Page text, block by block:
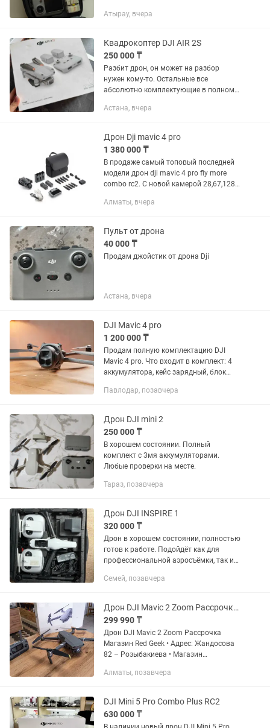
дополнительных вложений.
DJI RC...
Атырау, вчера
Квадрокоптер DJI AIR 2S
250 000 ₸
Разбит дрон, он может на разбор
нужен кому-то. Остальные все
абсолютно комплектующие в полном
меняться, в разумных пределах.
Астана, вчера
Дрон Dji mavic 4 pro
1 380 000 ₸
В продаже самый топовый последней
модели дрон dji mavic 4 pro fly more
combo rc2. С новой камерой 28,67,128
так же имееются дроны, экшн-камеры
Алматы, вчера
Пульт от дрона
40 000 ₸
Продам джойстик от дрона Dji
Астана, вчера
DJI Mavic 4 pro
1 200 000 ₸
Продам полную комплектацию DJI
Mavic 4 pro. Что входит в комплект: 4
аккумулятора, кейс зарядный, блок
комплекте вилки для разных стран под
Павлодар, позавчера
Дрон DJI mini 2
250 000 ₸
В хорошем состоянии. Полный
комплект с 3мя аккумуляторами.
Любые проверки на месте.
Тараз, позавчера
Дрон DJI INSPIRE 1
320 000 ₸
Дрон в хорошем состоянии, полностью
готов к работе. Подойдёт как для
профессиональной аэросъёмки, так и
Характеристики: Съёмка видео в 4K и
Семей, позавчера
Дрон DJI Mavic 2 Zoom Рассрочка Магазин Red Geek
299 990 ₸
Дрон DJI Mavic 2 Zoom Рассрочка
Магазин Red Geek • Адрес: Жандосова
82 – Розыбакиева • Магазин
Рассрочка 0-0-12 • Официальная
Алматы, позавчера
DJI Mini 5 Pro Combo Plus RC2
630 000 ₸